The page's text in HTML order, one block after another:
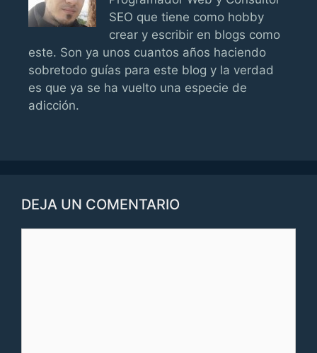
SEO que tiene como hobby
crear y escribir en blogs como
este. Son ya unos cuantos años haciendo
sobretodo guías para este blog y la verdad
es que ya se ha vuelto una especie de
adicción.
DEJA UN COMENTARIO